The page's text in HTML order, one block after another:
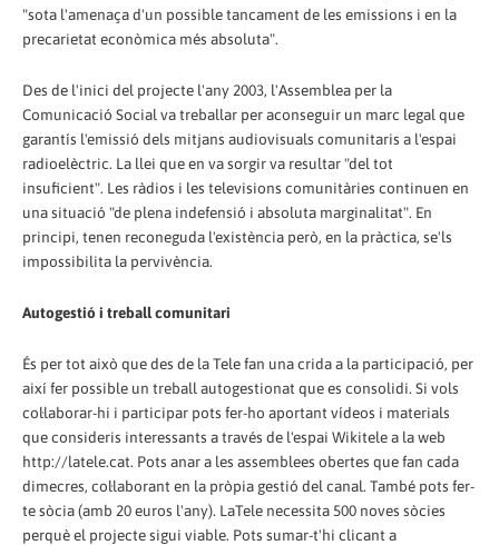
"sota l'amenaça d'un possible tancament de les emissions i en la
precarietat econòmica més absoluta".
Des de l'inici del projecte l'any 2003, l'Assemblea per la
Comunicació Social va treballar per aconseguir un marc legal que
garantís l'emissió dels mitjans audiovisuals comunitaris a l'espai
radioelèctric. La llei que en va sorgir va resultar "del tot
insuficient". Les ràdios i les televisions comunitàries continuen en
una situació "de plena indefensió i absoluta marginalitat". En
principi, tenen reconeguda l'existència però, en la pràctica, se'ls
impossibilita la pervivència.
Autogestió i treball comunitari
És per tot això que des de la Tele fan una crida a la participació, per
així fer possible un treball autogestionat que es consolidi. Si vols
col·laborar-hi i participar pots fer-ho aportant vídeos i materials
que consideris interessants a través de l'espai Wikitele a la web
http://latele.cat. Pots anar a les assemblees obertes que fan cada
dimecres, col·laborant en la pròpia gestió del canal. També pots fer-
te sòcia (amb 20 euros l'any). LaTele necessita 500 noves sòcies
perquè el projecte sigui viable. Pots sumar-t'hi clicant a